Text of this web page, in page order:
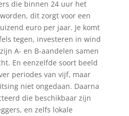
die binnen 24 uur het
dit zorgt voor een
euro per jaar. Je komt
tegen, investeren in wind
A- en B-aandelen samen
En eenzelfde soort beeld
periodes van vijf, maar
niet ongedaan. Daarna
die beschikbaar zijn
en zelfs lokale